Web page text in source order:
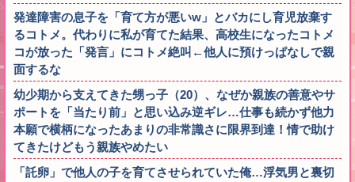
発達障害の息子を「育て方が悪いw」とバカにし育児放棄す
るコトメ。代わりに私が育てた結果、高校生になったコトメ
コが放った「発言」にコトメ絶叫←他人に預けっぱなしで親
面するな
幼少期から支えてきた甥っ子（20）、なぜか親族の善意やサ
ポートを「当たり前」と思い込み逆ギレ…仕事も続かず他力
本願で横柄になったあまりの非常識さに限界到達！情で助け
てきたけどもう親族やめたい
「託卵」で他人の子を育てさせられていた俺…浮気男と裏切